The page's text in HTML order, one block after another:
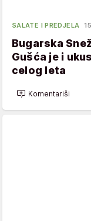
SALATE I PREDJELA
Bugarska
Gušća je i
celog leta
Komentariši